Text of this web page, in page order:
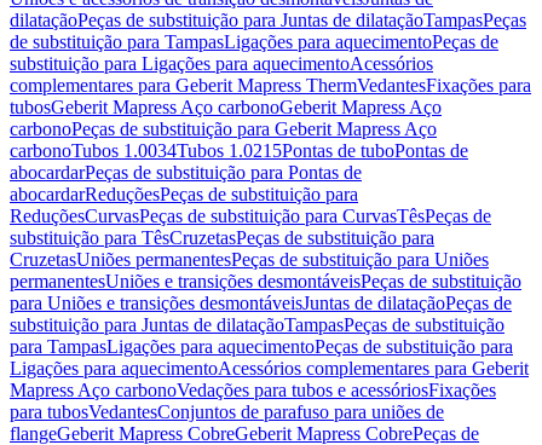
dilataçãoPeças de substituição para Juntas de dilataçãoTampasPeças
de substituição para TampasLigações para aquecimentoPeças de
substituição para Ligações para aquecimentoAcessórios
complementares para Geberit Mapress ThermVedantesFixações para
tubosGeberit Mapress Aço carbonoGeberit Mapress Aço
carbonoPeças de substituição para Geberit Mapress Aço
carbonoTubos 1.0034Tubos 1.0215Pontas de tuboPontas de
abocardarPeças de substituição para Pontas de
abocardarReduçõesPeças de substituição para
ReduçõesCurvasPeças de substituição para CurvasTêsPeças de
substituição para TêsCruzetasPeças de substituição para
CruzetasUniões permanentesPeças de substituição para Uniões
permanentesUniões e transições desmontáveisPeças de substituição
para Uniões e transições desmontáveisJuntas de dilataçãoPeças de
substituição para Juntas de dilataçãoTampasPeças de substituição
para TampasLigações para aquecimentoPeças de substituição para
Ligações para aquecimentoAcessórios complementares para Geberit
Mapress Aço carbonoVedações para tubos e acessóriosFixações
para tubosVedantesConjuntos de parafuso para uniões de
flangeGeberit Mapress CobreGeberit Mapress CobrePeças de